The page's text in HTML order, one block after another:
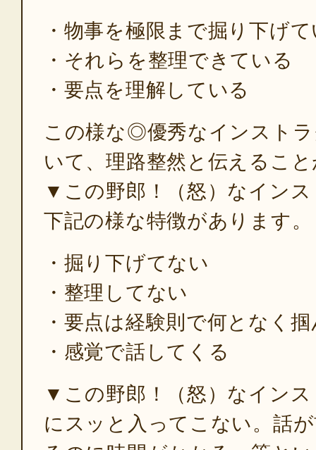
・物事を極限まで掘り下げ
・それらを整理できている
・要点を理解している
この様な◎優秀なインスト
いて、理路整然と伝えるこ
▼この野郎！（怒）なイン
下記の様な特徴があります。
・掘り下げてない
・整理してない
・要点は経験則で何となく
・感覚で話してくる
▼この野郎！（怒）なイン
にスッと入ってこない。話